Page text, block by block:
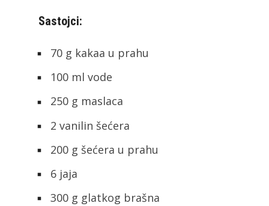
Sastojci:
70 g kakaa u prahu
100 ml vode
250 g maslaca
2 vanilin šećera
200 g šećera u prahu
6 jaja
300 g glatkog brašna